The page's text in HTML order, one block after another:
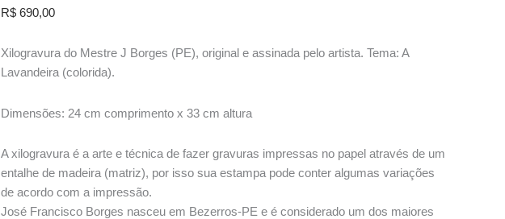
R$ 690,00
Xilogravura do Mestre J Borges (PE), original e assinada pelo artista. Tema: A
Lavandeira (colorida).
Dimensões: 24 cm comprimento x 33 cm altura
A xilogravura é a arte e técnica de fazer gravuras impressas no papel através de um
entalhe de madeira (matriz), por isso sua estampa pode conter algumas variações
de acordo com a impressão.
José Francisco Borges nasceu em Bezerros-PE e é considerado um dos maiores